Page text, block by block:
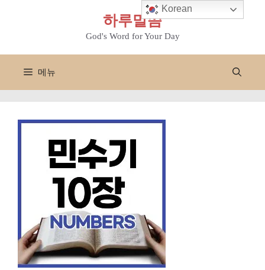
하루말씀
God's Word for Your Day
메뉴
Korean